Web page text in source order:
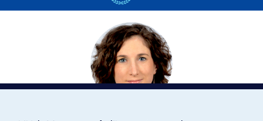
Miriam BEAUCHAMP